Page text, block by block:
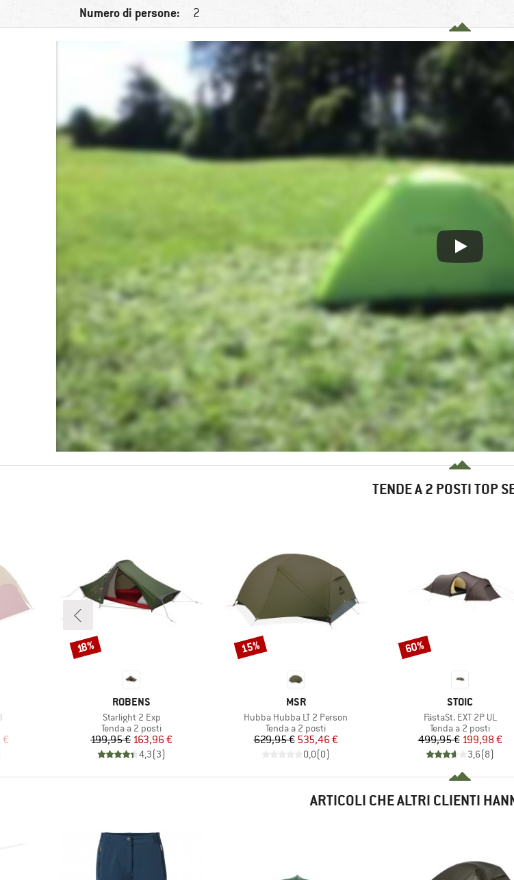
Numero di persone: 2
TENDE A 2 POSTI TOP
€
MARCHIO
ROBENS
Articolo
Starlight 2 Exp
Gruppo di prodotti
Tenda a 2 posti
Prezzo
199,95 €Prezzo ridotto
163,96 €
4,3(3)
Sconto
18%
MARCHIO
MSR
Articolo
Hubba Hubba LT 2 Person
Gruppo di prodotti
Tenda a 2 posti
Prezzo
629,95 €Prezzo ridotto
535,46 €
0,0(0)
Sconto
15%
MARCHIO
STOIC
Articolo
FästaSt. EXT 2P UL
Gruppo di prodotti
Tenda a 2 posti
Prezzo
499,95 €Prezzo
199,98 €
3,6(8)
Sconto
60%
ARTICOLI CHE ALTRI CLIENTI